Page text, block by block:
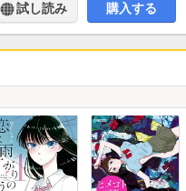
試し読み 購入する